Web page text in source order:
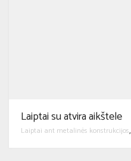
Laiptai su atvira aikštele
Laiptai ant metalinės konstrukcijos,